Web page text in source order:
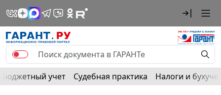
Бюджетный учет Судебная практика Налоги и